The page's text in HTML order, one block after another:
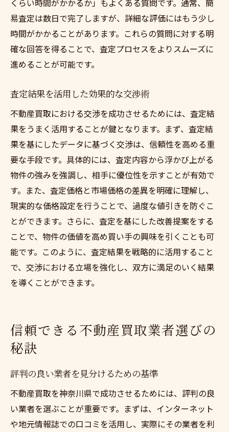
事前に確認すべき物件の瑕疵とその対応
くらい時間がかかるか」もよくある質問です。通常、簡
易査定は数日で完了しますが、詳細な評価にはもう少し
時間がかかることがあります。これらの質問に対する明
確な回答を得ることで、査定プロセスをよりスムーズに
進めることが可能です。
査定結果を活用した効果的な交渉術
不動産買取における交渉を成功させるためには、査定結
果をうまく活用することが鍵となります。まず、査定結
果を基にしたデータに基づく交渉は、信頼性を高める重
要な手段です。具体的には、査定内容から浮かび上がる
物件の強みを強調し、相手に優位性を示すことが有効で
す。また、査定価格と市場価格の差異を明確に理解し、
現実的な価格設定を行うことで、過度な値引きを防ぐこ
とができます。さらに、査定を基にした改善提案をする
ことで、物件の価値を高め買い手の興味を引くことも可
能です。このように、査定結果を戦略的に活用すること
で、交渉における立場を強化し、双方に満足のいく結果
を導くことができます。
信頼できる不動産買取業者選びの
秘訣
評判の良い業者を見分けるための基準
不動産買取を神奈川県で成功させるためには、評判の良
い業者を選ぶことが重要です。まずは、インターネット
や地元情報誌での口コミを活用し、実際にその業者を利